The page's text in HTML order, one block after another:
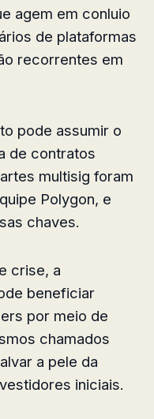
agem em conluio
de plataformas
recorrentes em
pode assumir o
de contratos
multisig foram
Polygon, e
chaves.
crise, a
beneficiar
por meio de
chamados
a pele da
iniciais.